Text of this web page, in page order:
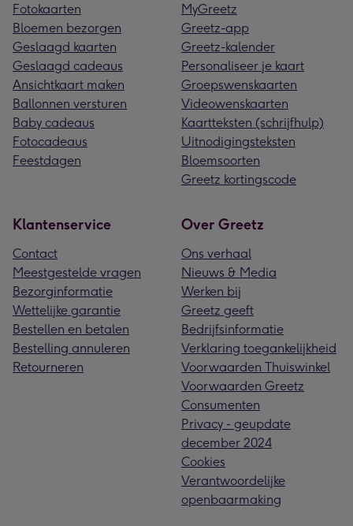
Fotokaarten
Bloemen bezorgen
Geslaagd kaarten
Geslaagd cadeaus
Ansichtkaart maken
Ballonnen versturen
Baby cadeaus
Fotocadeaus
Feestdagen
MyGreetz
Greetz-app
Greetz-kalender
Personaliseer je kaart
Groepswenskaarten
Videowenskaarten
Kaartteksten (schrijfhulp)
Uitnodigingsteksten
Bloemsoorten
Greetz kortingscode
Klantenservice
Contact
Meestgestelde vragen
Bezorginformatie
Wettelijke garantie
Bestellen en betalen
Bestelling annuleren
Retourneren
Over Greetz
Ons verhaal
Nieuws & Media
Werken bij
Greetz geeft
Bedrijfsinformatie
Verklaring toegankelijkheid
Voorwaarden Thuiswinkel
Voorwaarden Greetz
Consumenten
Privacy - geupdate
december 2024
Cookies
Verantwoordelijke
openbaarmaking